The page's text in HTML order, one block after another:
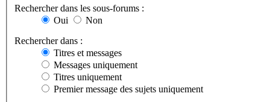
Rechercher dans les sous-forums :
Oui
Non
Rechercher dans :
Titres et messages
Messages uniquement
Titres uniquement
Premier message des sujets uniquement